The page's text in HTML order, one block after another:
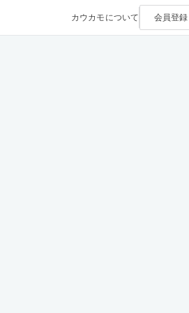
カウカモについて 会員登録